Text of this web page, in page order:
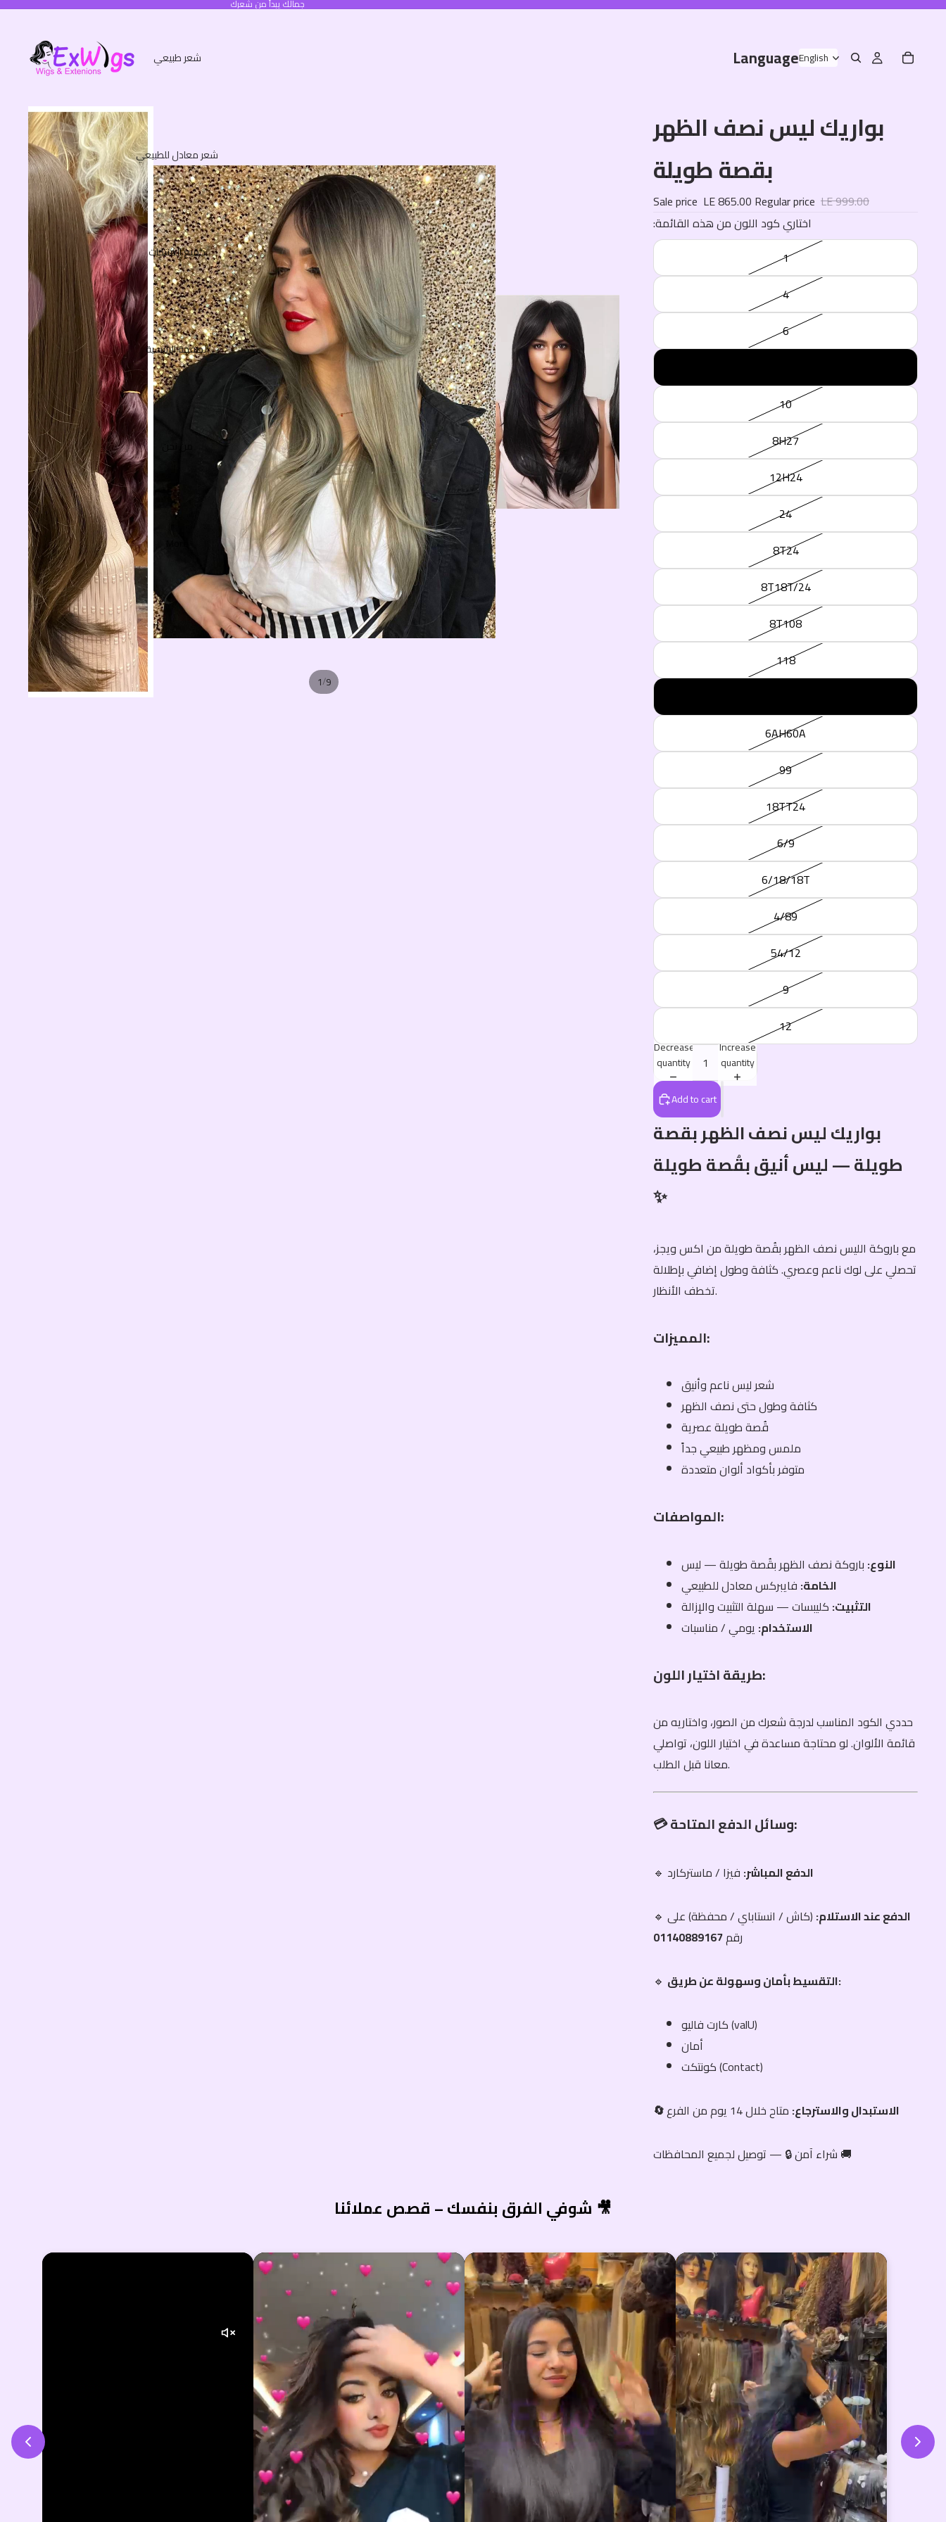
جمالك يبدأ من شعرك
شعر طبيعي
شعر معادل للطبيعي
جميع المنتجات
الصفحة الرئيسية
Language
1/9
بواريك ليس نصف الظهر
بقصة طويلة
Sale price LE 865.00 Regular price LE 999.00
:اختاري كود اللون من هذه القائمة
1
4
6
10
8H27
12H24
24
8T24
8T18T/24
8T108
118
6AH60A
99
18TT24
6/9
6/18/18T
4/89
54/12
9
12
Decrease
quantity
Increase
quantity
Add to cart
بواريك ليس نصف الظهر بقصة
طويلة — ليس أنيق بقُصة طويلة
✨
مع باروكة الليس نصف الظهر بقُصة طويلة من اكس ويجز،
تحصلي على لوك ناعم وعصري. كثافة وطول إضافي بإطلالة
تخطف الأنظار.
المميزات:
شعر ليس ناعم وأنيق
كثافة وطول حتى نصف الظهر
قُصة طويلة عصرية
ملمس ومظهر طبيعي جداً
متوفر بأكواد ألوان متعددة
المواصفات:
النوع: باروكة نصف الظهر بقُصة طويلة — ليس
الخامة: فايبركس معادل للطبيعي
التثبيت: كليبسات — سهلة التثبيت والإزالة
الاستخدام: يومي / مناسبات
طريقة اختيار اللون:
حددي الكود المناسب لدرجة شعرك من الصور، واختاريه من
قائمة الألوان. لو محتاجة مساعدة في اختيار اللون، تواصلي
معانا قبل الطلب.
💳 وسائل الدفع المتاحة:
🔹 الدفع المباشر: فيزا / ماستركارد
🔹 الدفع عند الاستلام: (كاش / انستاباي / محفظة) على
رقم01140889167
🔹 التقسيط بأمان وسهولة عن طريق:
كارت فاليو (valU)
أمان
كونتكت (Contact)
🔄 الاستبدال والاسترجاع: متاح خلال 14 يوم من الفرع
شراء آمن 🔒 — توصيل لجميع المحافظات 🚚
شوفي الفرق بنفسك – قصص عملائنا 🎥